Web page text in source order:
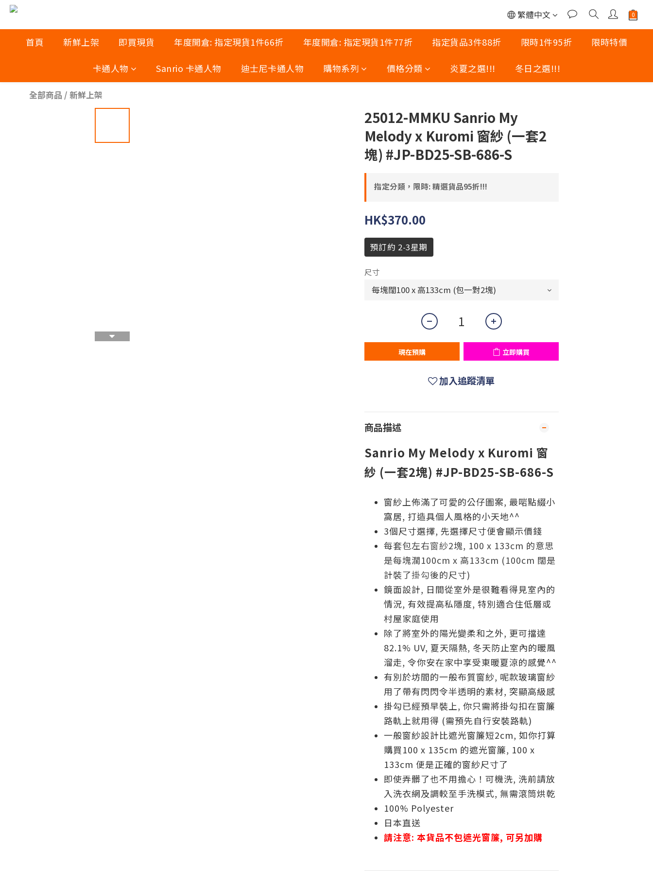
繁體中文
首頁 新鮮上架 即買現貨 年度開倉: 指定現貨1件66折 年度開倉: 指定現貨1件77折 指定貨品3件88折 限時1件95折 限時特價
卡通人物 Sanrio 卡通人物 迪士尼卡通人物 購物系列 價格分類 炎夏之選!!! 冬日之選!!!
全部商品 / 新鮮上架
25012-MMKU Sanrio My
Melody x Kuromi 窗紗 (一套2
塊) #JP-BD25-SB-686-S
指定分類，限時: 精選貨品95折!!!
HK$370.00
預訂約 2-3星期
尺寸
現在預購 立即購買
加入追蹤清單
商品描述
Sanrio My Melody x Kuromi 窗
紗 (一套2塊) #JP-BD25-SB-686-S
窗紗上佈滿了可愛的公仔圖案, 最啱點綴小
窩居, 打造具個人風格的小天地^^
3個尺寸選擇, 先選擇尺寸便會顯示價錢
每套包左右窗紗2塊, 100 x 133cm 的意思
是每塊濶100cm x 高133cm (100cm 闊是
計裝了掛勾後的尺寸)
鏡面設計, 日間從室外是很難看得見室內的
情況, 有效提高私隱度, 特別適合住低層或
村屋家庭使用
除了將室外的陽光變柔和之外, 更可擋達
82.1% UV, 夏天隔熱, 冬天防止室內的暖風
溜走, 令你安在家中享受東暖夏涼的感覺^^
有別於坊間的一般布質窗紗, 呢款玻璃窗紗
用了帶有閃閃令半透明的素材, 突顯高級感
掛勾已經預早裝上, 你只需將掛勾扣在窗簾
路軌上就用得 (需預先自行安裝路軌)
一般窗紗設計比遮光窗簾短2cm, 如你打算
購買100 x 135cm 的遮光窗簾, 100 x
133cm 便是正確的窗紗尺寸了
即使弄髒了也不用擔心！可機洗, 洗前請放
入洗衣網及調較至手洗模式, 無需滾筒烘乾
100% Polyester
日本直送
請注意: 本貨品不包遮光窗簾, 可另加購